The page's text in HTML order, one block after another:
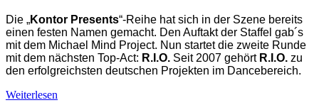
Die „Kontor Presents“-Reihe hat sich in der Szene bereits
einen festen Namen gemacht. Den Auftakt der Staffel gab´s
mit dem Michael Mind Project. Nun startet die zweite Runde
mit dem nächsten Top-Act: R.I.O. Seit 2007 gehört R.I.O. zu
den erfolgreichsten deutschen Projekten im Dancebereich.
Weiterlesen